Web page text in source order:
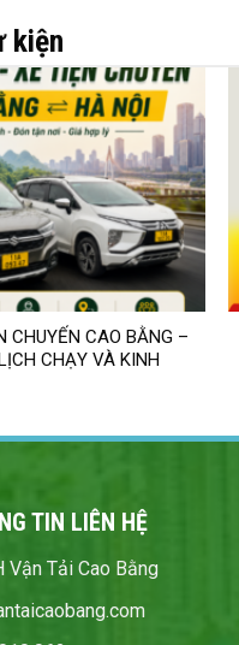
kiện
CHUYẾN CAO BẰNG –
CHẠY VÀ KINH
TIN LIÊN HỆ
Vận Tải Cao Bằng
.com